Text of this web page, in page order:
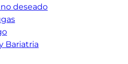
deseado
Bariatria